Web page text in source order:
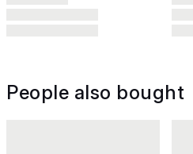
People also bought